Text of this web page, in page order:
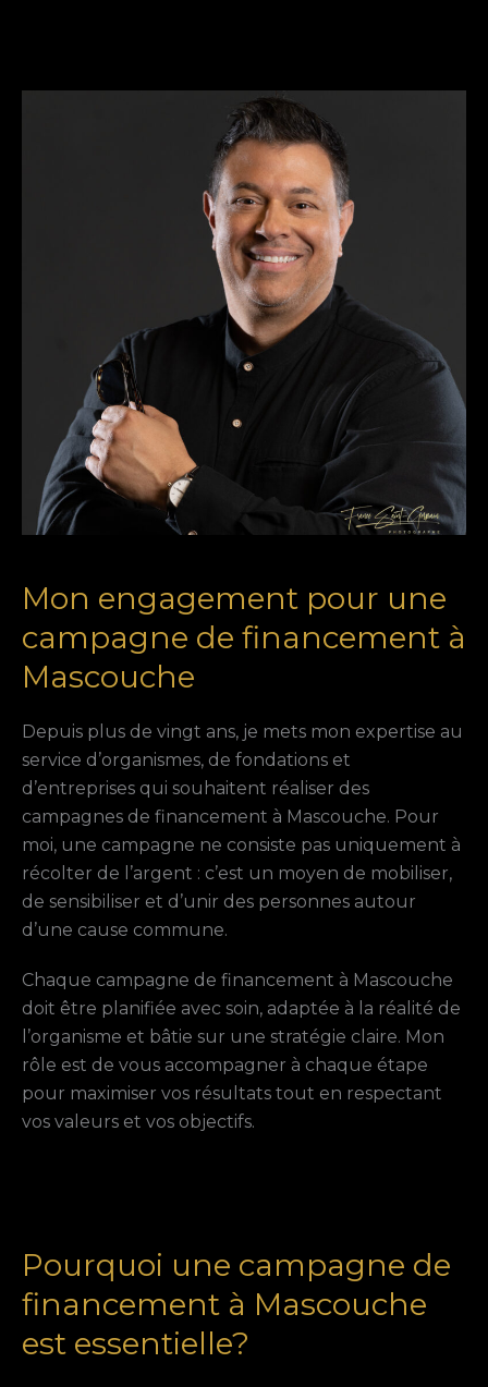
Mon engagement pour une
campagne de financement à
Mascouche
Depuis plus de vingt ans, je mets mon expertise au
service d’organismes, de fondations et
d’entreprises qui souhaitent réaliser des
campagnes de financement à Mascouche. Pour
moi, une campagne ne consiste pas uniquement à
récolter de l’argent : c’est un moyen de mobiliser,
de sensibiliser et d’unir des personnes autour
d’une cause commune.
Chaque campagne de financement à Mascouche
doit être planifiée avec soin, adaptée à la réalité de
l’organisme et bâtie sur une stratégie claire. Mon
rôle est de vous accompagner à chaque étape
pour maximiser vos résultats tout en respectant
vos valeurs et vos objectifs.
Pourquoi une campagne de
financement à Mascouche
est essentielle?